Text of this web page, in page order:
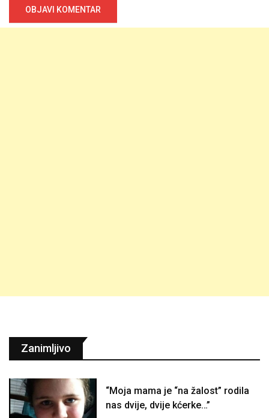
Zanimljivo
“Moja mama je “na žalost” rodila
nas dvije, dvije kćerke…”